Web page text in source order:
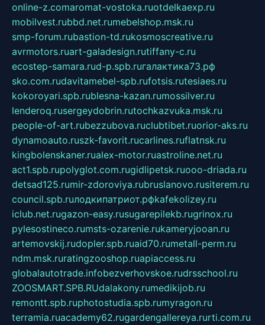
online-z.comaromat-vostoka.ruotdelkaexp.ru
mobilvest.rubbd.net.rumebelshop.msk.ru
smp-forum.rubastion-td.rukosmoscreative.ru
avrmotors.ruart-galadesign.rutiffany-c.ru
ecostep-samara.rud-p.spb.ruгалактика73.рф
sko.com.rudavitamebel-spb.rufotsis.rutesiaes.ru
kokoroyari.spb.rublesna-kazan.rumossilver.ru
lenderoq.rusergeydobrin.rutochkazvuka.msk.ru
people-of-art.rubezzubova.ruclubtibet.ruorior-aks.ru
dynamoauto.ruszk-favorit.rucarlines.ruflatnsk.ru
kingbolenskaner.rualex-motor.ruastroline.net.ru
act1.spb.rupolyglot.com.rugidlipetsk.ruooo-driada.ru
detsad125.rumir-zdoroviya.rubruslanovo.rusiterem.ru
council.spb.ruлодкипатриот.рфkafekolizey.ru
iclub.net.rugazon-easy.rusugarepilekb.rugrinox.ru
pylesostineco.rumsts-ozarenie.rukameryjooan.ru
artemovskij.rudopler.spb.ruaid70.rumetall-perm.ru
ndm.msk.ruratingzooshop.ruapiaccess.ru
globalautotrade.infobezverhovskoe.rudrsschool.ru
ZOOSMART.SPB.RUdalakony.rumedikijob.ru
remontt.spb.ruphotostudia.spb.rumyragon.ru
terramia.ruacademy62.rugardengallereya.rurti.com.ru